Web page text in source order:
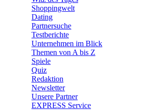
Shoppingwelt
Dating
Partnersuche
Testberichte
Unternehmen im Blick
Themen von A bis Z
Spiele
Quiz
Redaktion
Newsletter
Unsere Partner
EXPRESS Service